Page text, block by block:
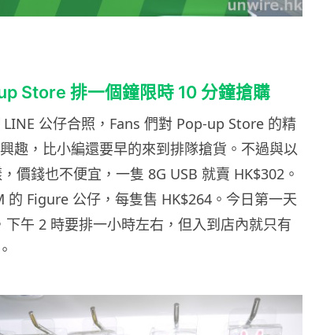
Store 排一個鐘限時 10 分鐘搶購
LINE 公仔合照，Fans 們對 Pop-up Store 的精
趣，比小編還要早的來到排隊搶貨。不過與以
價錢也不便宜，一隻 8G USB 就賣 HK$302。
的 Figure 公仔，每隻售 HK$264。今日第一天
下午 2 時要排一小時左右，但入到店內就只有